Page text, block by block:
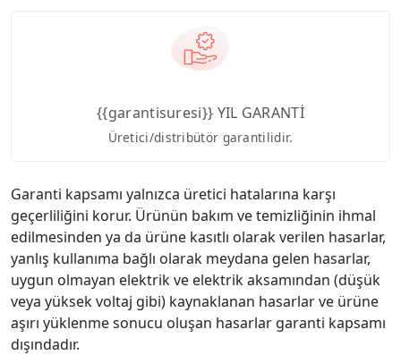
{{garantisuresi}} YIL GARANTİ
Üretici/distribütör garantilidir.
Garanti kapsamı yalnızca üretici hatalarına karşı
geçerliliğini korur. Ürünün bakım ve temizliğinin ihmal
edilmesinden ya da ürüne kasıtlı olarak verilen hasarlar,
yanlış kullanıma bağlı olarak meydana gelen hasarlar,
uygun olmayan elektrik ve elektrik aksamından (düşük
veya yüksek voltaj gibi) kaynaklanan hasarlar ve ürüne
aşırı yüklenme sonucu oluşan hasarlar garanti kapsamı
dışındadır.